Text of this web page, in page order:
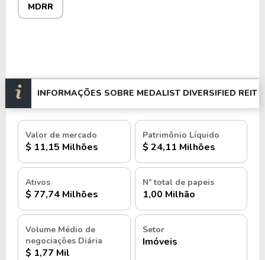
MDRR
INFORMAÇÕES SOBRE MEDALIST DIVERSIFIED REIT
Valor de mercado
$ 11,15 Milhões
Patrimônio Líquido
$ 24,11 Milhões
Ativos
$ 77,74 Milhões
Nº total de papeis
1,00 Milhão
Volume Médio de
negociações Diária
$ 1,77 Mil
Setor
Imóveis